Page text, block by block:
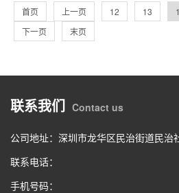
首页 上一页 12 13
下一页 末页
联系我们 Contact us
公司地址：深圳市龙华区民治街道民治
联系电话：
手机号码：